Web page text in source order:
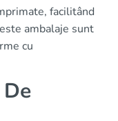
facilitând
ambalaje sunt
cu